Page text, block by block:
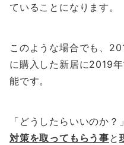
ていることになります。
このような場合でも、
に購入した新居に2019
能です。
「どうしたらいいのか？
対策を取ってもらう事と